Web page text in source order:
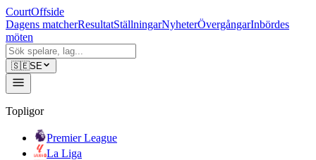
CourtOffside
Dagens matcherResultatStällningarNyheterÖvergångarInbördes
möten
🇸🇪SE
Topligor
Premier League
La Liga